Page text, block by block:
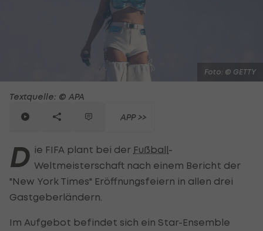
Foto: © GETTY
Textquelle: © APA
APP >>
D ie FIFA plant bei der Fußball-
Weltmeisterschaft nach einem Bericht der
"New York Times" Eröffnungsfeiern in allen drei
Gastgeberländern.
Im Aufgebot befindet sich ein Star-Ensemble